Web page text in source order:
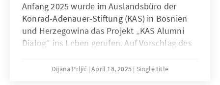
Anfang 2025 wurde im Auslandsbüro der
Konrad-Adenauer-Stiftung (KAS) in Bosnien
und Herzegowina das Projekt „KAS Alumni
Dialog“ ins Leben gerufen. Auf Vorschlag des
achtmal im Jahr aktuelle und ehemalige
Dijana Prljić April 18, 2025 Single title